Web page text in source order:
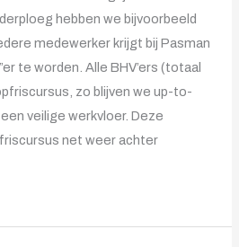
hebben we bijvoorbeeld
medewerker krijgt bij Pasman
te worden. Alle BHV’ers (totaal
zo blijven we up-to-
veilige werkvloer. Deze
net weer achter